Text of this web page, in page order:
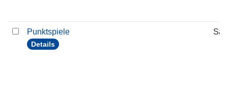
Punktspiele
Details